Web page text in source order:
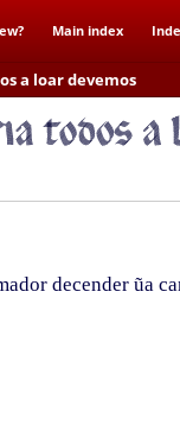
Main index
a loar devemos
decender ũa